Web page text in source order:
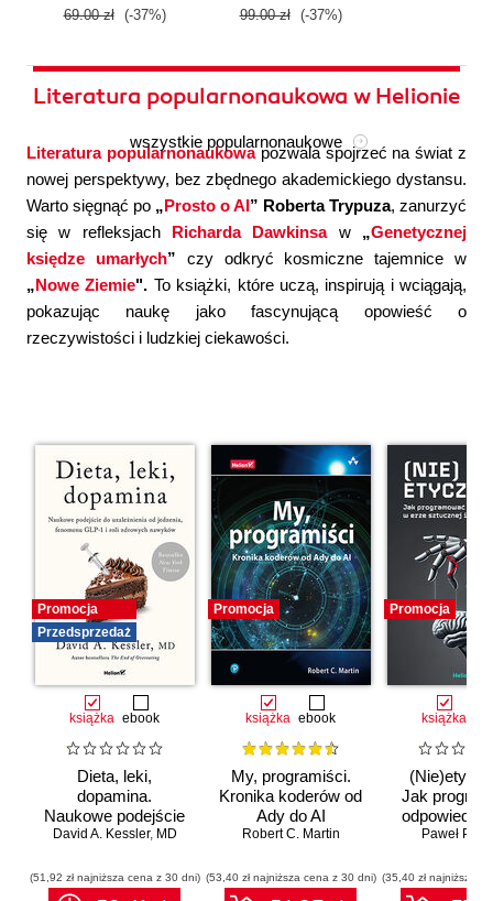
69.00 zł (-37%) 99.00 zł (-37%)
Literatura popularnonaukowa w Helionie
Literatura popularnonaukowapozwala spojrzeć na świat z
nowej perspektywy, bez zbędnego akademickiego dystansu.
Warto sięgnąć po „Prosto o AI” Roberta Trypuza, zanurzyć
się w refleksjach Richarda Dawkinsaw „Genetycznej
księdze umarłych” czy odkryć kosmiczne tajemnice w
„Nowe Ziemie". To książki, które uczą, inspirują i wciągają,
pokazując naukę jako fascynującą opowieść o
rzeczywistości i ludzkiej ciekawości.
wszystkie popularnonaukowe
Promocja
Przedsprzedaż
książka ebook
Dieta, leki,
dopamina.
Naukowe podejście
do uzależnienia od
GLP-1 i roli
zdrowych nawyków
David A. Kessler, MD
(51,92 zł najniższa cena z 30 dni)
Promocja
książka ebook
My, programiści.
Kronika koderów od
Ady do AI
Robert C. Martin
(53,40 zł najniższa cena z 30 dni)
Promocja
książka
Jak
erze
Paweł
(35,40 zł najniższa